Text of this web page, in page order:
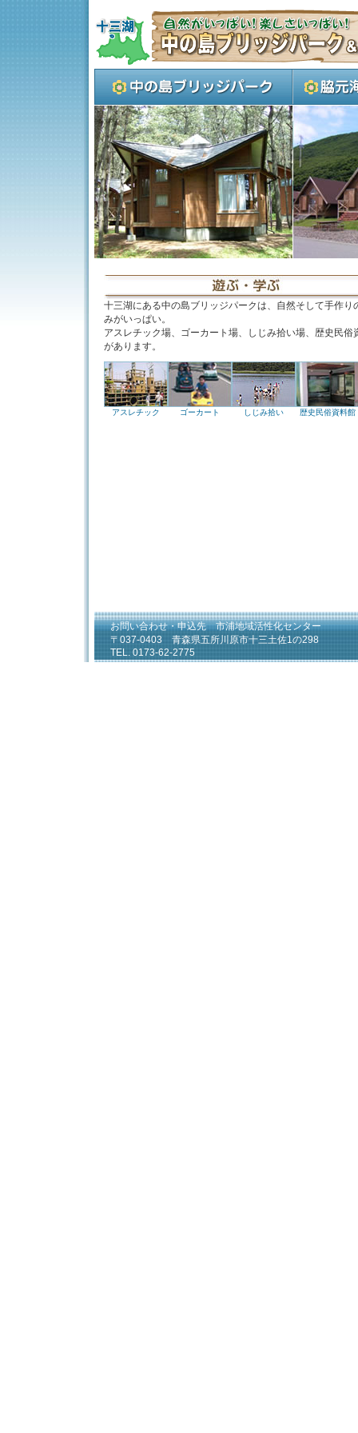
十三湖にある中の島ブリッジパークは、自然そして手作り
みがいっぱい。
アスレチック場、ゴーカート場、しじみ拾い場、歴史民俗
があります。
アスレチック ゴーカート しじみ拾い 歴史民俗資料館
お問い合わせ・申込先 市浦地域活性化センター
〒037-0403 青森県五所川原市十三土佐1の298
TEL. 0173-62-2775